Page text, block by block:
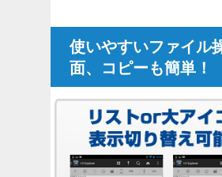
使いやすいファイル
面、コピーも簡単！